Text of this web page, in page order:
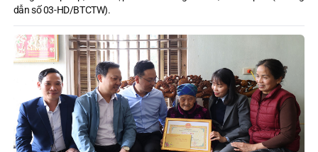
dẫn số 03-HD/BTCTW).